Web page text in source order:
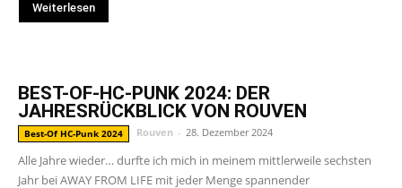
Weiterlesen
BEST-OF-HC-PUNK 2024: DER
JAHRESRÜCKBLICK VON ROUVEN
Best-Of HC-Punk 2024 Rouven - 28. Dezember 2024
Alle Jahre wieder… durfte ich mich in meinem mittlerweile sechsten
Jahr bei AWAY FROM LIFE mit jeder Menge spannender